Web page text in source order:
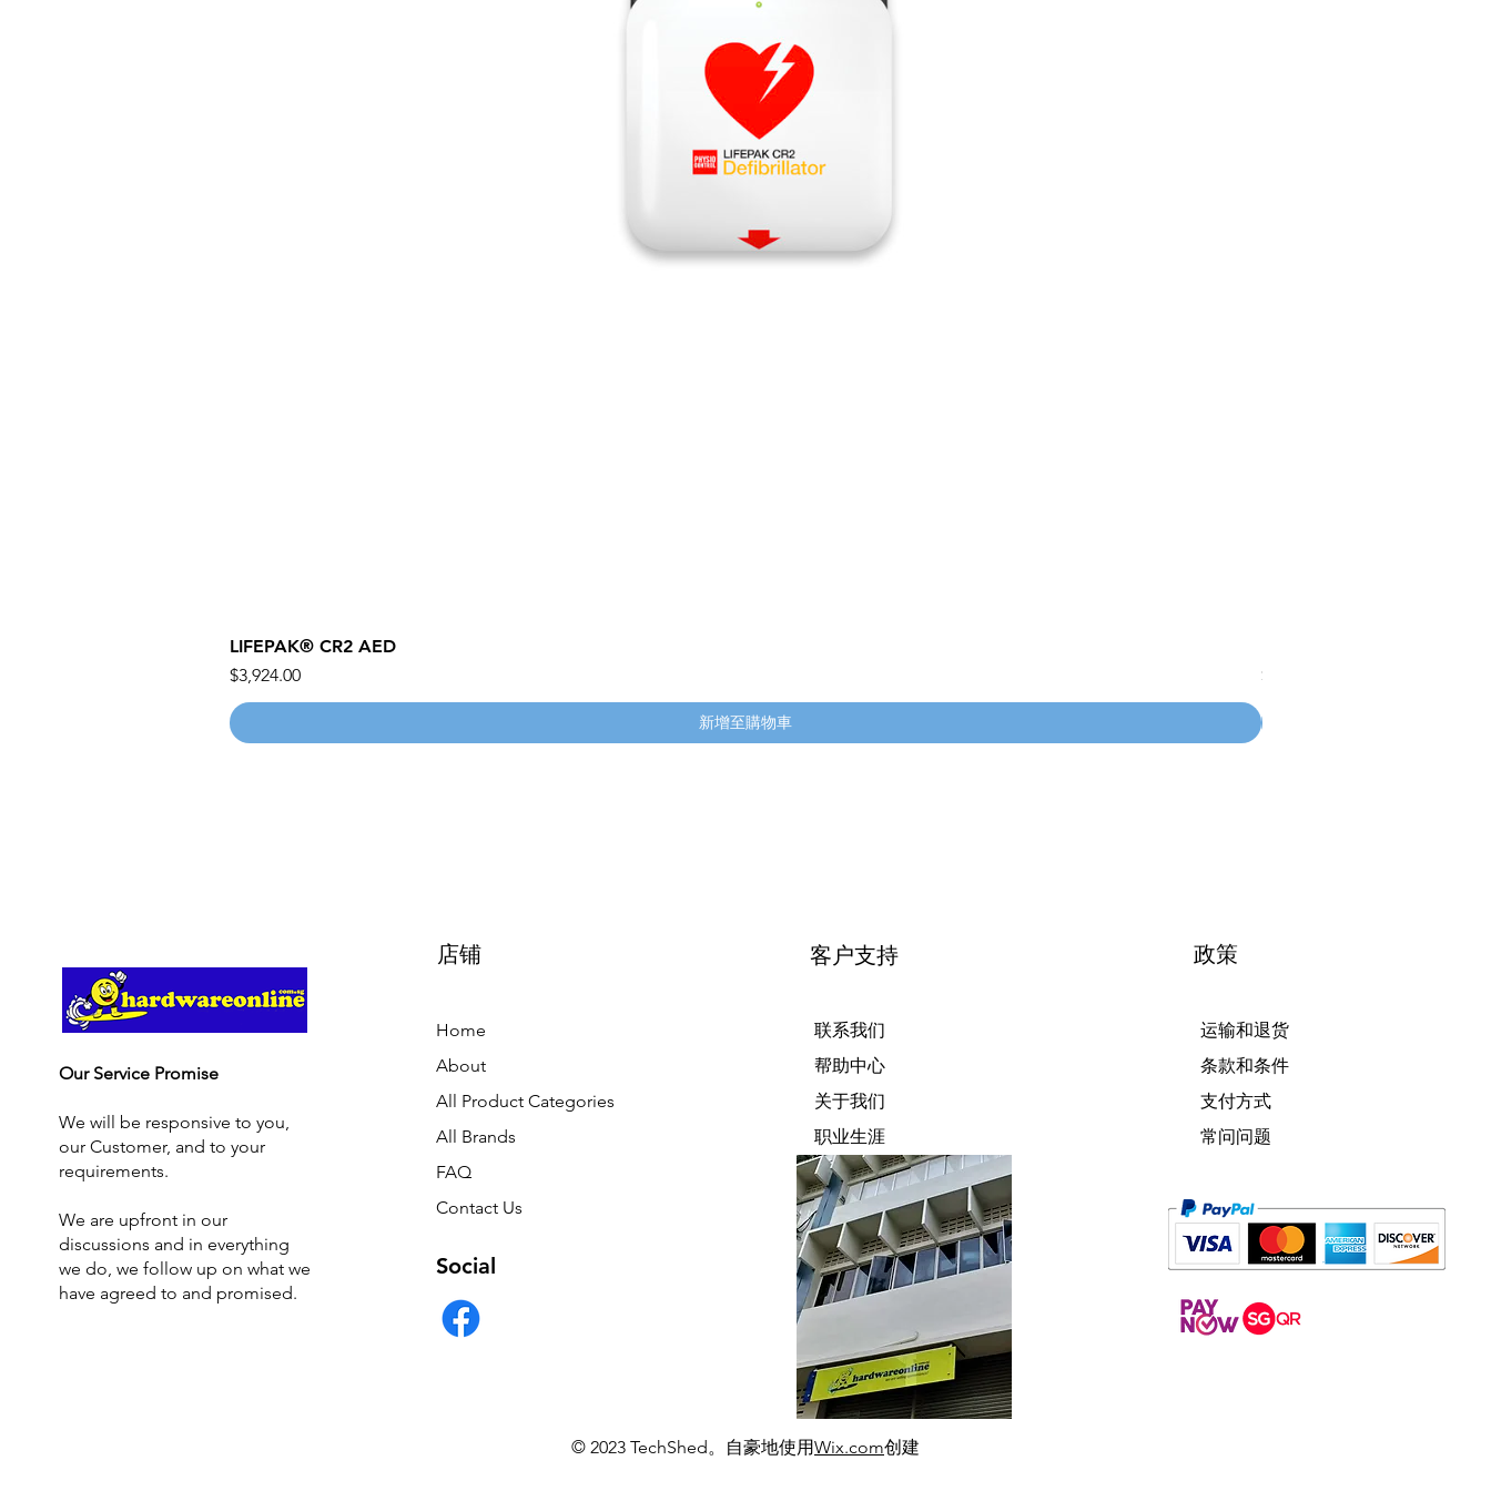
LIFEPAK® CR2 AED
價格
$3,924.00
新增至購物車
價格
$134.55
Our Service Promise
We will be responsive to you,
our Customer, and to your
requirements.
We are upfront in our
discussions and in everything
we do, we follow up on what we
have agreed to and promised.
店铺
Home
About
All Product Categories
All Brands
FAQ
Contact Us
Social
客户支持
联系我们
帮助中心
关于我们
职业生涯
政策
运输和退货
条款和条件
支付方式
常问问题
© 2023 TechShed。自豪地使用Wix.com创建